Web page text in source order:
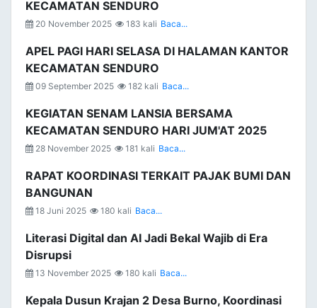
KECAMATAN SENDURO
20 November 2025 183 kali Baca...
APEL PAGI HARI SELASA DI HALAMAN KANTOR
KECAMATAN SENDURO
09 September 2025 182 kali Baca...
KEGIATAN SENAM LANSIA BERSAMA
KECAMATAN SENDURO HARI JUM'AT 2025
28 November 2025 181 kali Baca...
RAPAT KOORDINASI TERKAIT PAJAK BUMI DAN
BANGUNAN
18 Juni 2025 180 kali Baca...
Literasi Digital dan AI Jadi Bekal Wajib di Era
Disrupsi
13 November 2025 180 kali Baca...
Kepala Dusun Krajan 2 Desa Burno, Koordinasi